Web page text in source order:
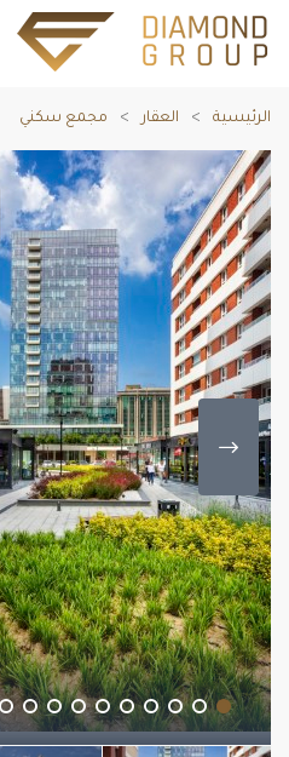
الرئيسية العقار مجمع سكني